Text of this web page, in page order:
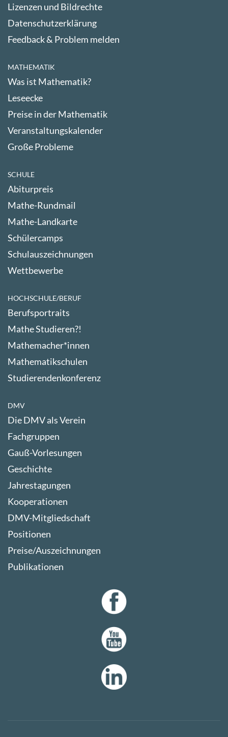
Lizenzen und Bildrechte
Datenschutzerklärung
Feedback & Problem melden
MATHEMATIK
Was ist Mathematik?
Leseecke
Preise in der Mathematik
Veranstaltungskalender
Große Probleme
SCHULE
Abiturpreis
Mathe-Rundmail
Mathe-Landkarte
Schülercamps
Schulauszeichnungen
Wettbewerbe
HOCHSCHULE/BERUF
Berufsportraits
Mathe Studieren?!
Mathemacher*innen
Mathematikschulen
Studierendenkonferenz
DMV
Die DMV als Verein
Fachgruppen
Gauß-Vorlesungen
Geschichte
Jahrestagungen
Kooperationen
DMV-Mitgliedschaft
Positionen
Preise/Auszeichnungen
Publikationen